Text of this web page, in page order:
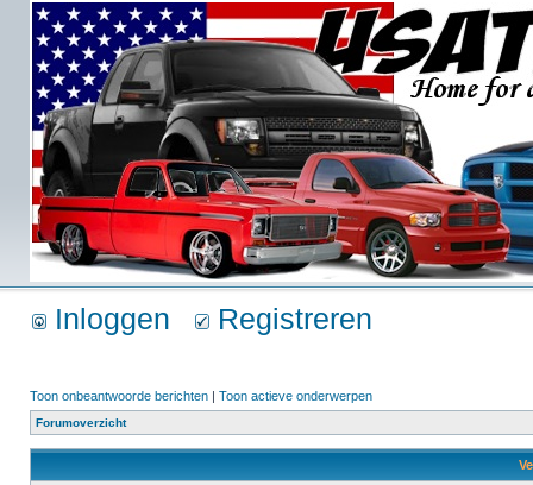
Inloggen Registreren
Toon onbeantwoorde berichten | Toon actieve onderwerpen
Forumoverzicht